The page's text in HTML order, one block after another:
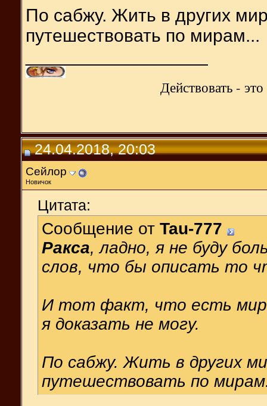
По сабжу. Жить в других
путешествовать по мирам...
Действовать -
24.04.2018, 20:03
Сейлор
Новичок
Цитата:
Сообщение от Tau-777
Ракса, ладно, я не буду
слов, что бы описать то
И тот факт, что есть
я доказать не могу.
По сабжу. Жить в других
путешествовать по